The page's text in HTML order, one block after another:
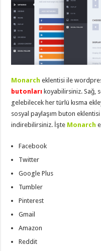
taşımacılık
evden
taşımacılık
gaziantep
evden
taşımacılık,
gaziantep
evden
taşımacılık
gaziantep
evden
taşımacılık,
asansörlü
taşıma,
gaziantep
evden
taşımacılık,
organizasyon
Monarch eklentisi ile
butonları koyabilirsiniz. Sağ,
gelebilecek her türlü kısma
sosyal paylaşım buton eklentisi
indirebilirsiniz. İşte Monarch
Facebook
Twitter
Google Plus
Tumbler
Pinterest
Gmail
Amazon
Reddit